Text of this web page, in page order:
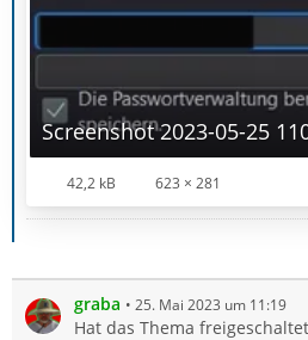
Screenshot 2023-05-25
42,2 kB 623 × 281
graba 25. Mai 2023 um 11:19
Hat das Thema